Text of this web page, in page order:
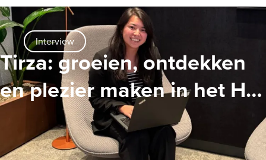
Interview
Tirza: groeien, ontdekken
en plezier maken in het HR-
vak. Haar eerste jaar bij
Masters in HR